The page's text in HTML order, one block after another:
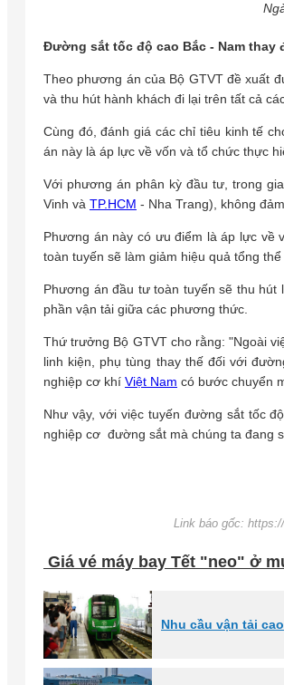
Đường sắt tốc độ cao Bắc - Nam
Theo phương án của Bộ GTVT đề xuất
và thu hút hành khách đi lại trên tất cả
Cùng đó, đánh giá các chỉ tiêu kinh tế
án này là áp lực về vốn và tổ chức thực
Với phương án phân kỳ đầu tư, trong
Vinh và TP.HCM - Nha Trang), không
Phương án này có ưu điểm là áp lực về
toàn tuyến sẽ làm giảm hiệu quả tổng
Phương án đầu tư toàn tuyến sẽ thu
phần vận tải giữa các phương thức.
Thứ trưởng Bộ GTVT cho rằng: "Ngoài
linh kiện, phụ tùng thay thế đối với
nghiệp cơ khí Việt Nam có bước chuyển
Như vậy, với việc tuyến đường sắt tốc
nghiệp cơ đường sắt mà chúng ta đang
Link báo gốc:
Giá vé máy bay Tết "neo" ở
Nhu cầu vận tải